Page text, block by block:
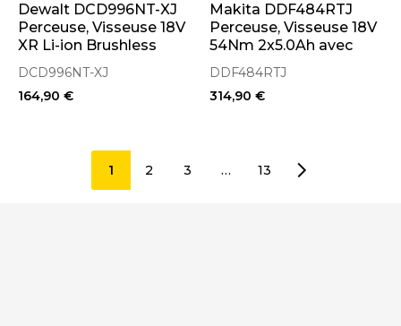
Dewalt DCD996NT-XJ
Perceuse, Visseuse 18V
XR Li-ion Brushless
(Machine Seule en
Coffret)
DCD996NT-XJ
164,90 €
Makita DDF484RTJ
Perceuse, Visseuse 18V
54Nm 2x5.0Ah avec
coffret Makpac
DDF484RTJ
314,90 €
1 2 3 … 13